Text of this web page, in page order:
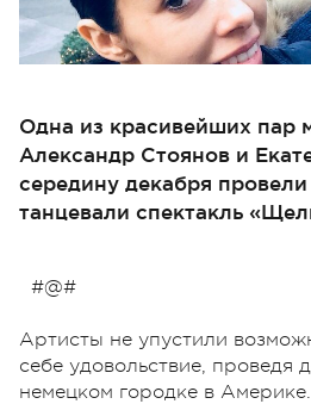
Одна из красивейших пар
Александр Стоянов и
середину декабря
танцевали спектакль
#@#
Артисты не упустили
себе удовольствие, проведя
немецком городке в Америке.